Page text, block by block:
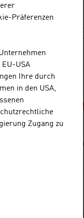
GmbH unterstützt
Zusammenarbeit
damit zur
bei.
entwickelt
und Industrie in
AUSTRIA
Präferenzen
USA
Ihre durch
in den USA,
Zugang zu